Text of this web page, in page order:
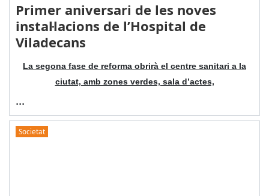
Primer aniversari de les noves
instal·lacions de l’Hospital de
Viladecans
La segona fase de reforma obrirà el centre sanitari a la
ciutat, amb zones verdes, sala d’actes,
...
Societat